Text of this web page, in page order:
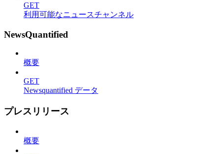
GET
利用可能なニュースチャンネル
NewsQuantified
概要
GET
Newsquantified データ
プレスリリース
概要